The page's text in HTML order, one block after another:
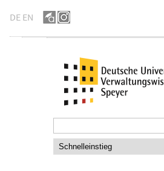
DE EN